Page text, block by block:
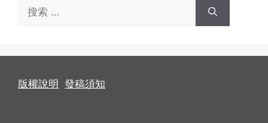
版權說明 發稿須知